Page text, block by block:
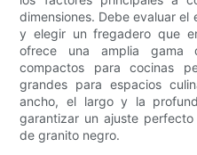
dimensiones. Debe evaluar el
y elegir un fregadero que
ofrece una amplia gama
compactos para cocinas
grandes para espacios
ancho, el largo y la
garantizar un ajuste
de granito negro.